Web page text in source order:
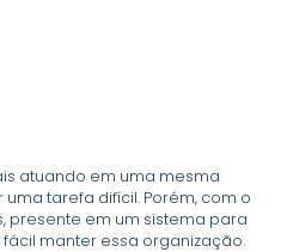
atuando em uma mesma
tarefa difícil. Porém, com o
presente em um sistema para
manter essa organização.